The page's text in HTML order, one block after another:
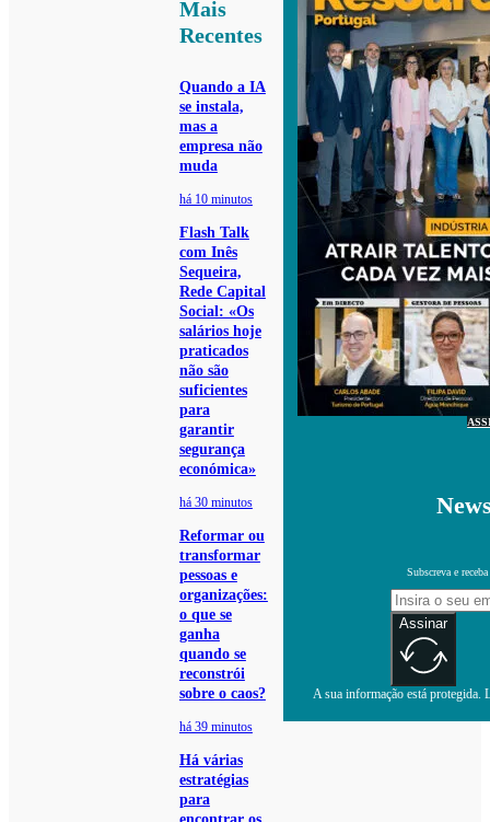
Mais
Recentes
Quando a IA
se instala,
mas a
empresa não
muda
há 10 minutos
Flash Talk
com Inês
Sequeira,
Rede Capital
Social: «Os
salários hoje
praticados
não são
suficientes
para
garantir
segurança
económica»
há 30 minutos
Reformar ou
transformar
pessoas e
organizações:
o que se
ganha
quando se
reconstrói
sobre o caos?
há 39 minutos
Há várias
estratégias
para
Subscreva e
Assinar
A sua informação está protegida.